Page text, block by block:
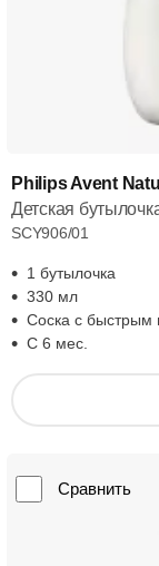
Philips Avent
Детская
SCY906/01
1 бутылочка
330 мл
Соска с быстрым
С 6 мес.
Сравнить